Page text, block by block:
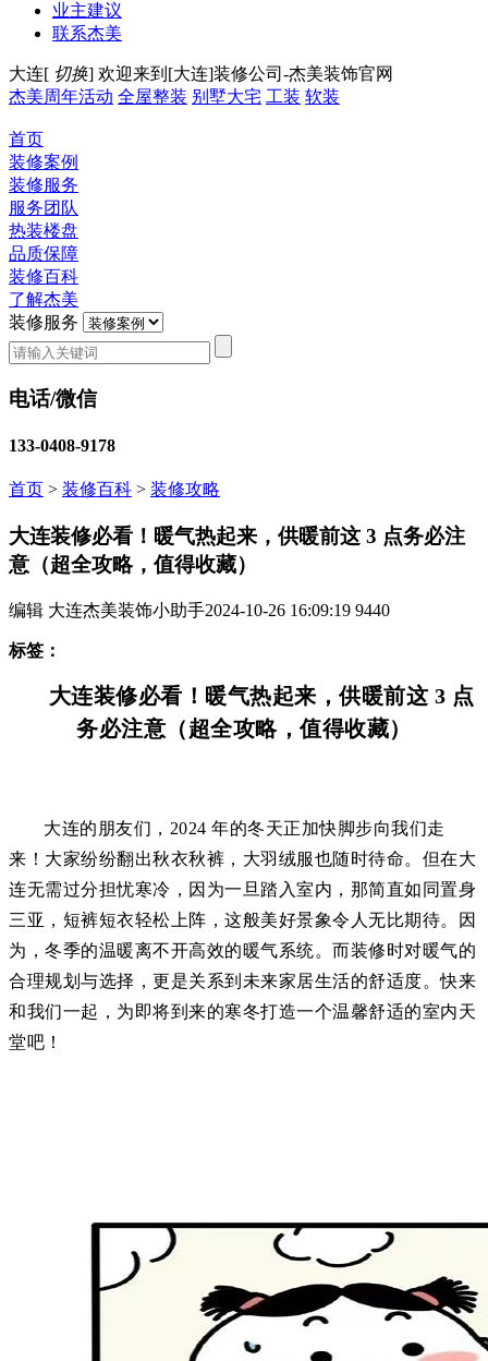
业主建议
联系杰美
大连[ 切换] 欢迎来到[大连]装修公司-杰美装饰官网
杰美周年活动 全屋整装 别墅大宅 工装 软装
首页
装修案例
装修服务
服务团队
热装楼盘
品质保障
装修百科
了解杰美
装修服务
电话/微信
133-0408-9178
首页 > 装修百科 > 装修攻略
大连装修必看！暖气热起来，供暖前这 3 点务必注
意（超全攻略，值得收藏）
编辑 大连杰美装饰小助手2024-10-26 16:09:19 9440
标签：
大连装修必看！暖气热起来，供暖前这 3 点
务必注意（超全攻略，值得收藏）
大连的朋友们，2024 年的冬天正加快脚步向我们走
来！大家纷纷翻出秋衣秋裤，大羽绒服也随时待命。但在大
连无需过分担忧寒冷，因为一旦踏入室内，那简直如同置身
三亚，短裤短衣轻松上阵，这般美好景象令人无比期待。因
为，冬季的温暖离不开高效的暖气系统。而装修时对暖气的
合理规划与选择，更是关系到未来家居生活的舒适度。快来
和我们一起，为即将到来的寒冬打造一个温馨舒适的室内天
堂吧！